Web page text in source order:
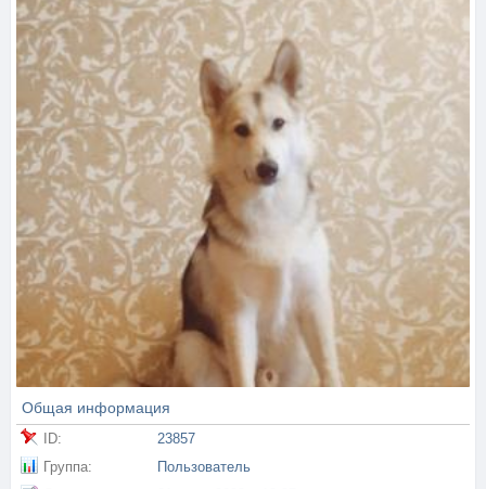
Общая информация
ID:
23857
Группа:
Пользователь